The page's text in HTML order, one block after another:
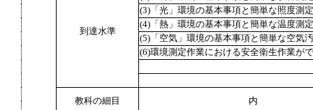
到達水準
(3)「光」環境の基本事項と簡単な照度測
(4)「熱」環境の基本事項と簡単な温度測
(5)「空気」環境の基本事項と簡単な空気
(6)環境測定作業における安全衛生作業が
教科の細目 内